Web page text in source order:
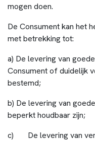
mogen doen.
De Consument kan het
met betrekking tot:
a) De levering van
Consument of duidelijk
bestemd;
b) De levering van
beperkt houdbaar zijn;
c) De levering van